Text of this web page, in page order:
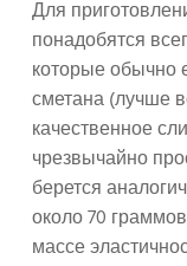
Для
понадобятся
которые обычно
сметана (лучше
качественное
чрезвычайно
берется
около 70
массе